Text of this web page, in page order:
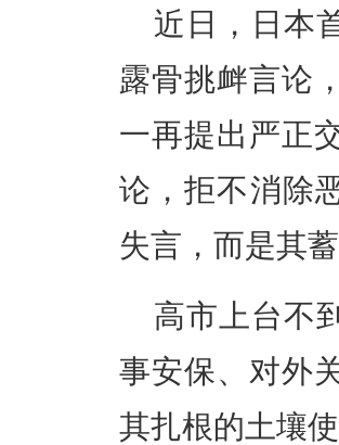
近日，日本
露骨挑衅言论
一再提出严正
论，拒不消除
失言，而是其
高市上台不
事安保、对外
其扎根的土壤使